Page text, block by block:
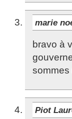
marie
bravo à
sommes
Piot